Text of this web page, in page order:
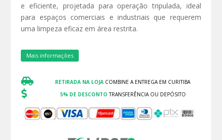
e eficiente, projetada para operação tripulada, ideal
para espaços comerciais e industriais que requerem
uma limpeza eficaz em área restrita.
Mais informações
 RETIRADA NA LOJA COMBINE A ENTREGA EM CURITIBA
 5% DE DESCONTOTRANSFERÊNCIA OU DEPÓSITO